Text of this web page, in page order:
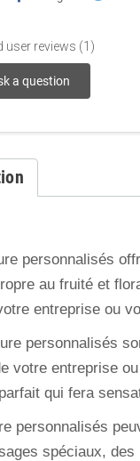
user reviews (1)
a question
personnalisés
au fruité et
entreprise ou
personnalisés
entreprise
qui fera
personnalisés
spéciaux,